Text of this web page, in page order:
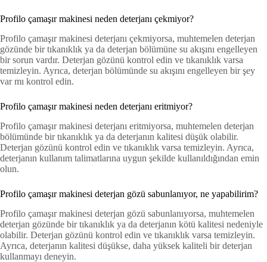
Profilo çamaşır makinesi neden deterjanı çekmiyor?
Profilo çamaşır makinesi deterjanı çekmiyorsa, muhtemelen deterjan
gözünde bir tıkanıklık ya da deterjan bölümüne su akışını engelleyen
bir sorun vardır. Deterjan gözünü kontrol edin ve tıkanıklık varsa
temizleyin. Ayrıca, deterjan bölümünde su akışını engelleyen bir şey
var mı kontrol edin.
Profilo çamaşır makinesi neden deterjanı eritmiyor?
Profilo çamaşır makinesi deterjanı eritmiyorsa, muhtemelen deterjan
bölümünde bir tıkanıklık ya da deterjanın kalitesi düşük olabilir.
Deterjan gözünü kontrol edin ve tıkanıklık varsa temizleyin. Ayrıca,
deterjanın kullanım talimatlarına uygun şekilde kullanıldığından emin
olun.
Profilo çamaşır makinesi deterjan gözü sabunlanıyor, ne yapabilirim?
Profilo çamaşır makinesi deterjan gözü sabunlanıyorsa, muhtemelen
deterjan gözünde bir tıkanıklık ya da deterjanın kötü kalitesi nedeniyle
olabilir. Deterjan gözünü kontrol edin ve tıkanıklık varsa temizleyin.
Ayrıca, deterjanın kalitesi düşükse, daha yüksek kaliteli bir deterjan
kullanmayı deneyin.